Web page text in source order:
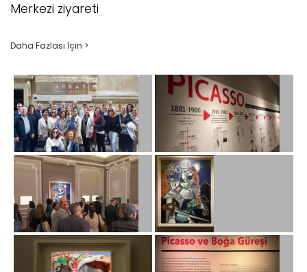
Merkezi ziyareti
Daha Fazlası İçin >